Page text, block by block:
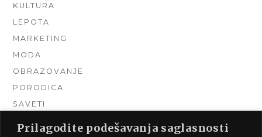
Prilagodite podešavanja saglasnosti
KULTURA
LEPOTA
MARKETING
MODA
OBRAZOVANJE
PORODICA
SAVETI